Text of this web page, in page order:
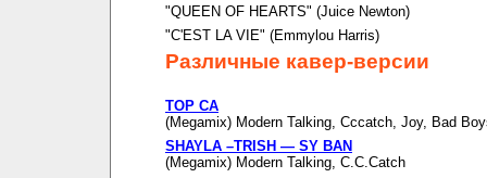
"QUEEN OF HEARTS" (Juice Newton)
"C'EST LA VIE" (Emmylou Harris)
Различные кавер-версии
TOP CA
(Megamix) Modern Talking, Cccatch, Joy, Bad
SHAYLA –TRISH — SY BAN
(Megamix) Modern Talking, C.C.Catch